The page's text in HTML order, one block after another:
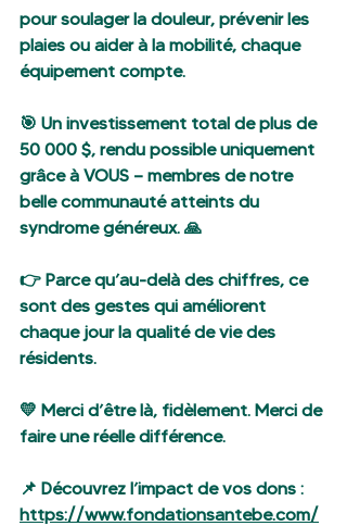
pour soulager la douleur, prévenir les
plaies ou aider à la mobilité, chaque
équipement compte.
🎯 Un investissement total de plus de
50 000 $, rendu possible uniquement
grâce à VOUS — membres de notre
belle communauté atteints du
syndrome généreux. 🙏
👉 Parce qu’au-delà des chiffres, ce
sont des gestes qui améliorent
chaque jour la qualité de vie des
résidents.
💛 Merci d’être là, fidèlement. Merci de
faire une réelle différence.
📌 Découvrez l’impact de vos dons :
https://www.fondationsantebe.com/